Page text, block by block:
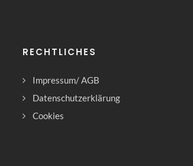
RECHTLICHES
Impressum/ AGB
Datenschutzerklärung
Cookies